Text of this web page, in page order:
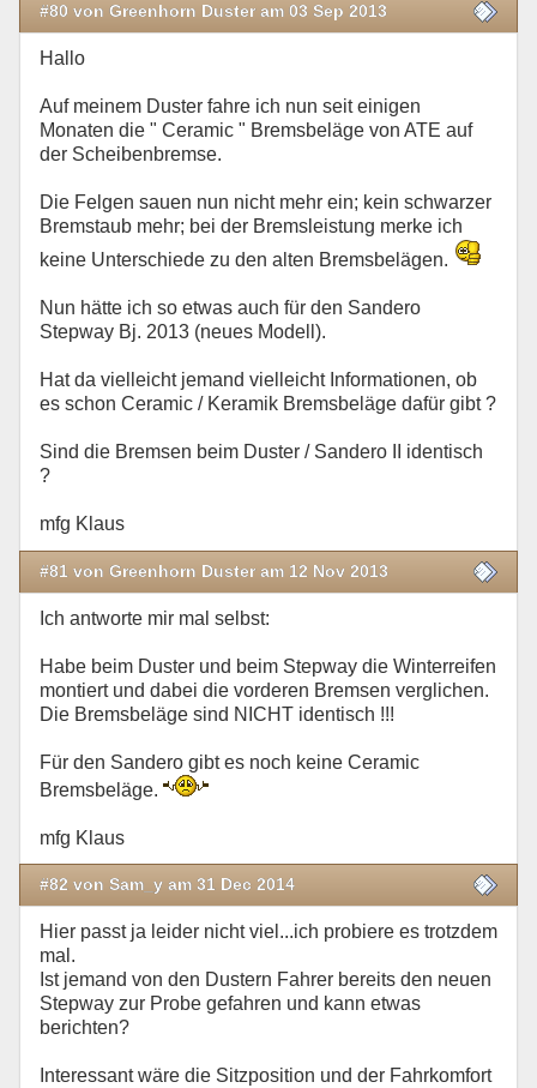
#80 von Greenhorn Duster am 03 Sep 2013
Hallo
Auf meinem Duster fahre ich nun seit einigen
Monaten die " Ceramic " Bremsbeläge von ATE auf
der Scheibenbremse.
Die Felgen sauen nun nicht mehr ein; kein schwarzer
Bremstaub mehr; bei der Bremsleistung merke ich
keine Unterschiede zu den alten Bremsbelägen.
Nun hätte ich so etwas auch für den Sandero
Stepway Bj. 2013 (neues Modell).
Hat da vielleicht jemand vielleicht Informationen, ob
es schon Ceramic / Keramik Bremsbeläge dafür gibt ?
Sind die Bremsen beim Duster / Sandero II identisch
?
mfg Klaus
#81 von Greenhorn Duster am 12 Nov 2013
Ich antworte mir mal selbst:
Habe beim Duster und beim Stepway die Winterreifen
montiert und dabei die vorderen Bremsen verglichen.
Die Bremsbeläge sind NICHT identisch !!!
Für den Sandero gibt es noch keine Ceramic
Bremsbeläge.
mfg Klaus
#82 von Sam_y am 31 Dec 2014
Hier passt ja leider nicht viel...ich probiere es trotzdem
mal.
Ist jemand von den Dustern Fahrer bereits den neuen
Stepway zur Probe gefahren und kann etwas
berichten?
Interessant wäre die Sitzposition und der Fahrkomfort